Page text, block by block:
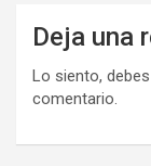
Deja una
Lo siento,
comentario.